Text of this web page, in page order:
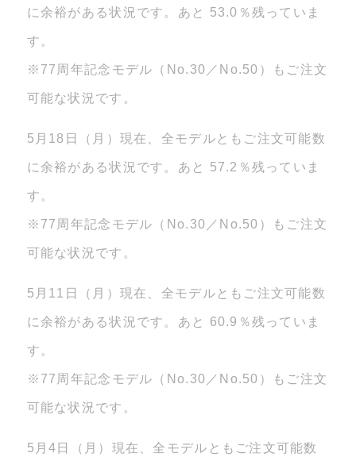
に余裕がある状況です。あと 53.0％残っていま
す。
※77周年記念モデル（No.30／No.50）もご注文
可能な状況です。
5月18日（月）現在、全モデルともご注文可能数
に余裕がある状況です。あと 57.2％残っていま
す。
※77周年記念モデル（No.30／No.50）もご注文
可能な状況です。
5月11日（月）現在、全モデルともご注文可能数
に余裕がある状況です。あと 60.9％残っていま
す。
※77周年記念モデル（No.30／No.50）もご注文
可能な状況です。
5月4日（月）現在、全モデルともご注文可能数